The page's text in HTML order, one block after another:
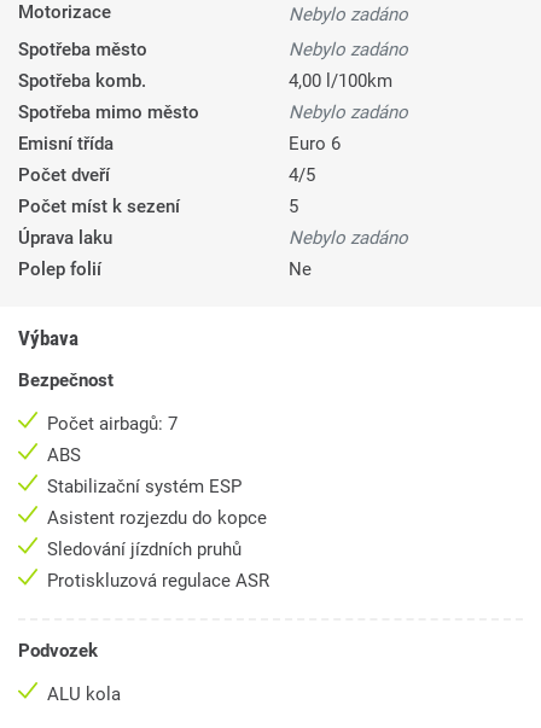
Motorizace
Nebylo zadáno
Spotřeba město
Nebylo zadáno
Spotřeba komb.
4,00 l/100km
Spotřeba mimo město
Nebylo zadáno
Emisní třída
Euro 6
Počet dveří
4/5
Počet míst k sezení
5
Úprava laku
Nebylo zadáno
Polep folií
Ne
Výbava
Bezpečnost
Počet airbagů: 7
ABS
Stabilizační systém ESP
Asistent rozjezdu do kopce
Sledování jízdních pruhů
Protiskluzová regulace ASR
Podvozek
ALU kola